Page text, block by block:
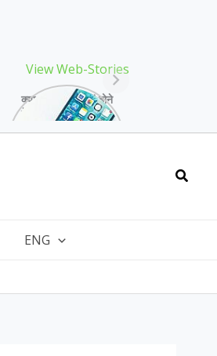
View Web-Stories
क्या storage full होने
के बाद मोबाइल हो रहा है
ENG